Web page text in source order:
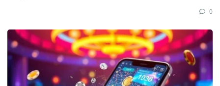
0